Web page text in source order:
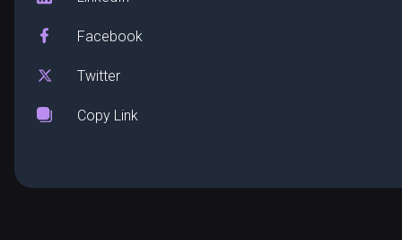
Facebook
Twitter
Copy Link